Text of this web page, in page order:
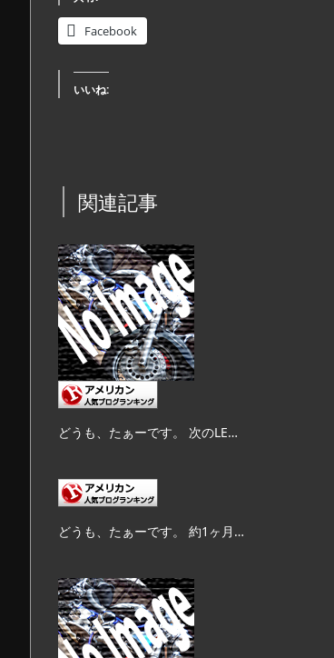
Facebook
いいね:
関連記事
どうも、たぁーです。 次のLE…
どうも、たぁーです。 約1ヶ月…